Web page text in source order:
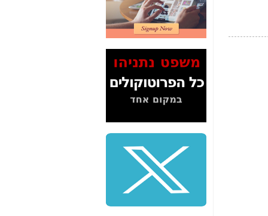
2" על תעלולי השר
משה כחלון -כאן
המשך חשיפת הבלוף
ששמו "מהפיכת
הסלולר" ואיך מסרסים
כאן
סיכום ביקור בסיליקון
משקיעות ומפתחות
באותם תחומים -כאן
שלמה פילבר (עד
לאחרונה מנכ"ל משרד
התקשורת) - עד
מדינה? הצחקתם